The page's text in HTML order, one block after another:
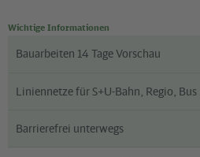
Wichtige Informationen
Bauarbeiten 14 Tage Vorschau
Liniennetze für S+U-Bahn, Regio, Bus
Barrierefrei unterwegs